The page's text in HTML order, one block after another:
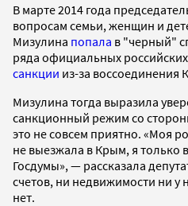
В марте 2014 года
вопросам семьи, женщин и
Мизулина попала в "черный"
ряда официальных
санкции из-за воссоединения
Мизулина тогда выразила
санкционный режим со
это не совсем приятно. «Моя
не выезжала в Крым, я только
Госдумы», — рассказала
счетов, ни недвижимости ни у
нет.